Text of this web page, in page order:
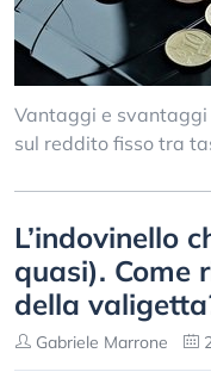
Vantaggi e
sul reddito fisso tra
L’indovinello
quasi). Come
della
Gabriele Marrone